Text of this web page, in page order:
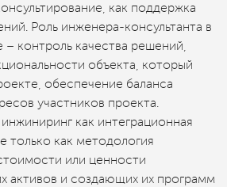
как поддержка
Роль инженера-консультанта в
– контроль качества решений,
объекта, который
обеспечение баланса
участников проекта.
как интеграционная
только как методология
или ценности
активов и создающих их программ